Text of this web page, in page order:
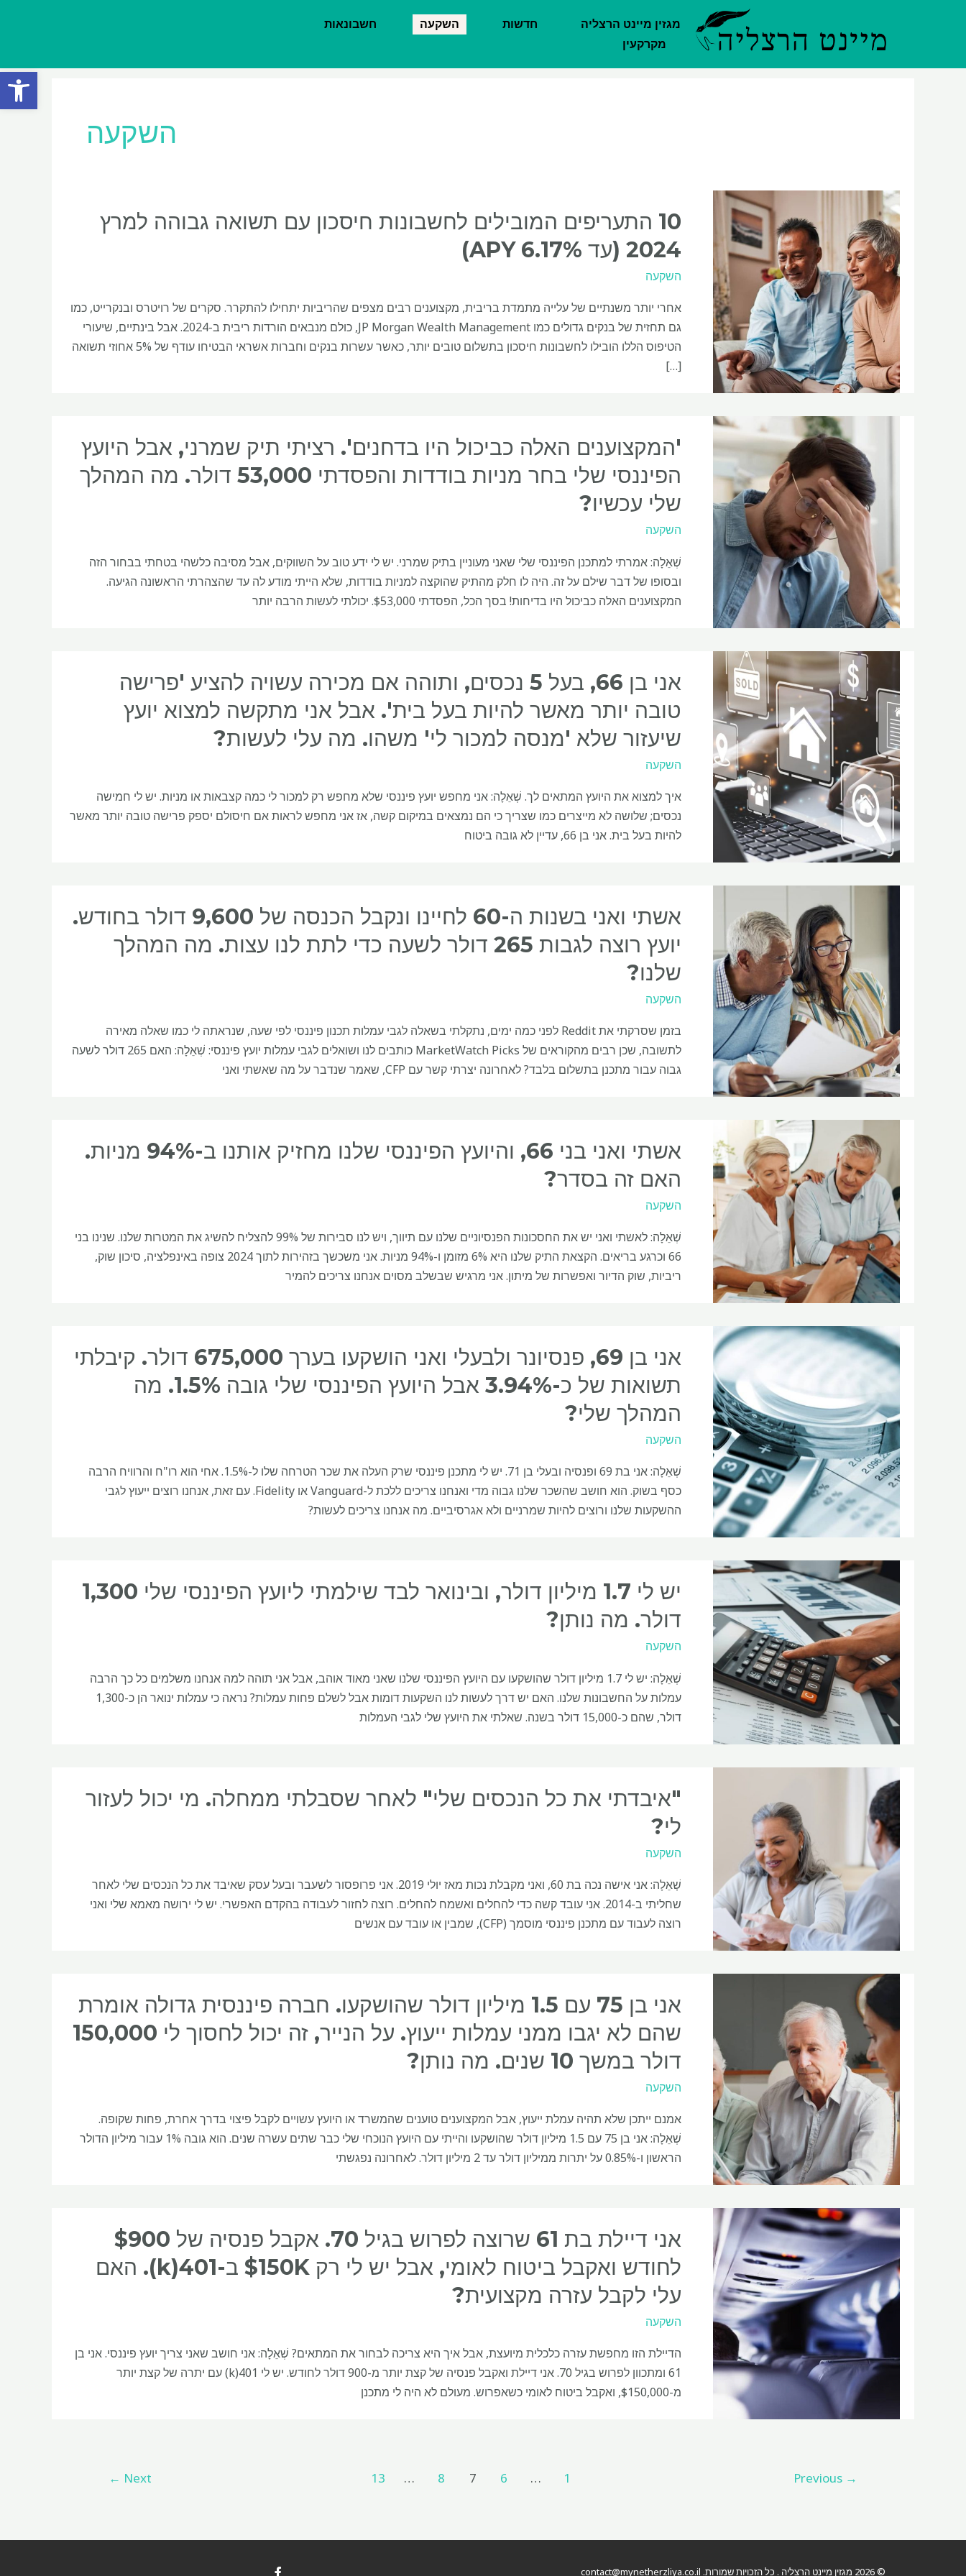
פתח
מגזין מיינט הרצליה חדשות השקעה
חשבונאות
מקרקעין
השקעה
10 התעריפים המובילים לחשבונות חיסכון עם תשואה גבוהה למרץ
2024 (עד 6.17% APY)
השקעה
אחרי יותר משנתיים של עלייה מתמדת בריבית, מקצוענים רבים מצפים שהריביות יתחילו להתקרר. סקרים של רויטרס ובנקרייט, כמו
גם תחזית של בנקים גדולים כמו JP Morgan Wealth Management, כולם מנבאים הורדות ריבית ב-2024. אבל בינתיים, שיעורי
הטיפוס הללו הובילו לחשבונות חיסכון בתשלום טובים יותר, כאשר עשרות בנקים וחברות אשראי הבטיחו עודף של 5% אחוזי תשואה
[…]
'המקצוענים האלה כביכול היו בדחנים'. רציתי תיק שמרני, אבל היועץ
הפיננסי שלי בחר מניות בודדות והפסדתי 53,000 דולר. מה המהלך
שלי עכשיו?
השקעה
שְׁאֵלָה: אמרתי למתכנן הפיננסי שלי שאני מעוניין בתיק שמרני. יש לי ידע טוב על השווקים, אבל מסיבה כלשהי בטחתי בבחור הזה
ובסופו של דבר שילם על זה. היה לו חלק מהתיק שהוקצה למניות בודדות, שלא הייתי מודע לה עד שהצהרתי הראשונה הגיעה.
המקצוענים האלה כביכול היו בדיחות! בסך הכל, הפסדתי $53,000. יכולתי לעשות הרבה יותר
אני בן 66, בעל 5 נכסים, ותוהה אם מכירה עשויה להציע 'פרישה
טובה יותר מאשר להיות בעל בית'. אבל אני מתקשה למצוא יועץ
שיעזור שלא 'מנסה למכור לי' משהו. מה עלי לעשות?
השקעה
איך למצוא את היועץ המתאים לך. שְׁאֵלָה: אני מחפש יועץ פיננסי שלא מחפש רק למכור לי כמה קצבאות או מניות. יש לי חמישה
נכסים; שלושה לא מייצרים כמו שצריך כי הם נמצאים במיקום קשה, אז אני מחפש לראות אם חיסולם יספק פרישה טובה יותר מאשר
להיות בעל בית. אני בן 66, עדיין לא גובה ביטוח
אשתי ואני בשנות ה-60 לחיינו ונקבל הכנסה של 9,600 דולר בחודש.
יועץ רוצה לגבות 265 דולר לשעה כדי לתת לנו עצות. מה המהלך
שלנו?
השקעה
בזמן שסרקתי את Reddit לפני כמה ימים, נתקלתי בשאלה לגבי עמלות תכנון פיננסי לפי שעה, שנראתה לי כמו שאלה מאירה
לתשובה, שכן רבים מהקוראים של MarketWatch Picks כותבים לנו ושואלים לגבי עמלות יועץ פיננסי: שְׁאֵלָה: האם 265 דולר לשעה
גבוה עבור מתכנן בתשלום בלבד? לאחרונה יצרתי קשר עם CFP, שאמר שנדבר על מה שאשתי ואני
אשתי ואני בני 66, והיועץ הפיננסי שלנו מחזיק אותנו ב-94% מניות.
האם זה בסדר?
השקעה
שְׁאֵלָה: לאשתי ואני יש את החסכונות הפנסיוניים שלנו עם תיווך, ויש לנו סבירות של 99% להצליח להשיג את המטרות שלנו. שנינו בני
66 וכרגע בריאים. הקצאת התיק שלנו היא 6% מזומן ו-94% מניות. אני משכשך בזהירות לתוך 2024 צופה באינפלציה, סיכון שוק,
ריביות, שוק הדיור ואפשרות של מיתון. אני מרגיש שבשלב מסוים אנחנו צריכים להמיר
אני בן 69, פנסיונר ולבעלי ואני הושקעו בערך 675,000 דולר. קיבלתי
תשואות של כ-3.94% אבל היועץ הפיננסי שלי גובה 1.5%. מה
המהלך שלי?
השקעה
שְׁאֵלָה: אני בת 69 ופנסיה ובעלי בן 71. יש לי מתכנן פיננסי שרק העלה את שכר הטרחה שלו ל-1.5%. אחי הוא רו"ח והרוויח הרבה
כסף בשוק. הוא חושב שהשכר שלנו גבוה מדי ואנחנו צריכים ללכת ל-Vanguard או Fidelity. עם זאת, אנחנו רוצים ייעוץ לגבי
ההשקעות שלנו ורוצים להיות שמרניים ולא אגרסיביים. מה אנחנו צריכים לעשות?
יש לי 1.7 מיליון דולר, ובינואר לבד שילמתי ליועץ הפיננסי שלי 1,300
דולר. מה נותן?
השקעה
שְׁאֵלָה: יש לי 1.7 מיליון דולר שהושקעו עם היועץ הפיננסי שלנו שאני מאוד אוהב, אבל אני תוהה למה אנחנו משלמים כל כך הרבה
עמלות על החשבונות שלנו. האם יש דרך לעשות לנו השקעות דומות אבל לשלם פחות עמלות? נראה כי עמלות ינואר הן כ-1,300
דולר, שהם כ-15,000 דולר בשנה. שאלתי את היועץ שלי לגבי העמלות
"איבדתי את כל הנכסים שלי" לאחר שסבלתי ממחלה. מי יכול לעזור
לי?
השקעה
שְׁאֵלָה: אני אישה נכה בת 60, ואני מקבלת נכות מאז יולי 2019. אני פרופסור לשעבר ובעל עסק שאיבד את כל הנכסים שלי לאחר
שחליתי ב-2014. אני עובד קשה כדי להחלים ואשמח להחלים. רוצה לחזור לעבודה בהקדם האפשרי. יש לי ירושה מאמא שלי ואני
רוצה לעבוד עם מתכנן פיננסי מוסמך (CFP), שמבין או עובד עם אנשים
אני בן 75 עם 1.5 מיליון דולר שהושקעו. חברה פיננסית גדולה אומרת
שהם לא יגבו ממני עמלות ייעוץ. על הנייר, זה יכול לחסוך לי 150,000
דולר במשך 10 שנים. מה נותן?
השקעה
אמנם ייתכן שלא תהיה עמלת ייעוץ, אבל המקצוענים טוענים שהמשרד או היועץ עשויים לקבל פיצוי בדרך אחרת, פחות שקופה.
שְׁאֵלָה: אני בן 75 עם 1.5 מיליון דולר שהושקעו והייתי עם היועץ הנוכחי שלי כבר שתים עשרה שנים. הוא גובה 1% עבור מיליון הדולר
הראשון ו-0.85% על יתרות ממיליון דולר עד 2 מיליון דולר. לאחרונה נפגשתי
אני דיילת בת 61 שרוצה לפרוש בגיל 70. אקבל פנסיה של $900
לחודש ואקבל ביטוח לאומי, אבל יש לי רק $150K ב-401(k). האם
עלי לקבל עזרה מקצועית?
השקעה
הדיילת הזו מחפשת עזרה כלכלית מיועצת, אבל איך היא צריכה לבחור את המתאים? שְׁאֵלָה: אני חושב שאני צריך יועץ פיננסי. אני בן
61 ומתכוון לפרוש בגיל 70. אני דיילת ואקבל פנסיה של קצת יותר מ-900 דולר לחודש. יש לי 401(k) עם יתרה של קצת יותר
מ-$150,000, ואקבל ביטוח לאומי כשאפרוש. מעולם לא היה לי מתכנן
→
1
…
6
7
8
…
13
Next
←
© 2026 מגזין מיינט הרצליה . כל הזכויות שמורות. contact@mynetherzliya.co.il
F